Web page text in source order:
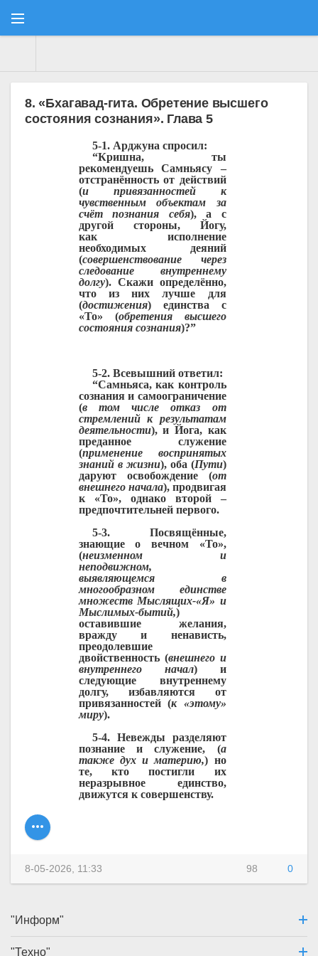
8. «Бхагавад-гита. Обретение высшего
состояния сознания». Глава 5
5-1. Арджуна спросил:
“Кришна, ты
рекомендуешь Самньясу –
отстранённость от действий
(и привязанностей к
чувственным объектам за
счёт познания себя), а с
другой стороны, Йогу,
как
исполнение
необходимых деяний
(совершенствование через
следование
внутреннему
долгу). Скажи определённо,
что из них лучше для
(достижения) единства с
«То» (обретения высшего
состояния сознания)?”
5-2. Всевышний ответил:
“Самньяса, как контроль
сознания и самоограничение
(в том числе отказ от
стремлений к результатам
деятельности), и Йога, как
преданное служение
(применение воспринятых
знаний в жизни), оба (Пути)
даруют освобождение (от
внешнего начала), продвигая
к «То», однако второй
–
предпочтительней первого.
5-3. Посвящённые,
знающие о вечном «То»,
(неизменном и
неподвижном,
выявляющемся в
многообразном единстве
множеств Мыслящих-«Я» и
Мыслимых-бытий,)
оставившие желания,
вражду и ненависть,
преодолевшие
двойственность (внешнего и
внутреннего начал) и
следующие внутреннему
долгу, избавляются от
привязанностей (к «этому»
миру).
5-4. Невежды разделяют
познание и служение, (а
также дух и материю,) но
те, кто постигли их
неразрывное единство,
движутся к совершенству.
98 0
8-05-2026, 11:33
"Информ"
"Техно"